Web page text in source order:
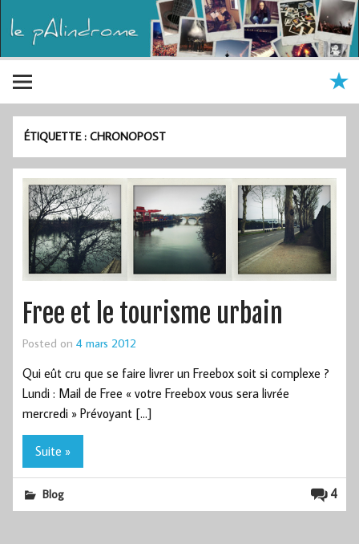
ÉTIQUETTE :CHRONOPOST
Free et le tourisme urbain
Posted on 4 mars 2012
Qui eût cru que se faire livrer un Freebox soit si complexe ?
Lundi : Mail de Free « votre Freebox vous sera livrée
mercredi » Prévoyant […]
Suite »
4
Blog